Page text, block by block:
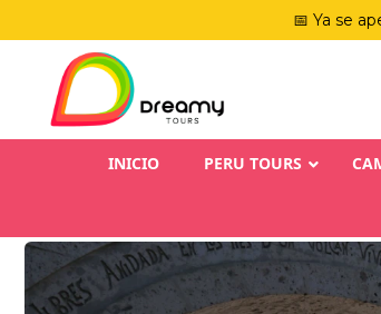
📅 Ya se
INICIO PERU TOURS